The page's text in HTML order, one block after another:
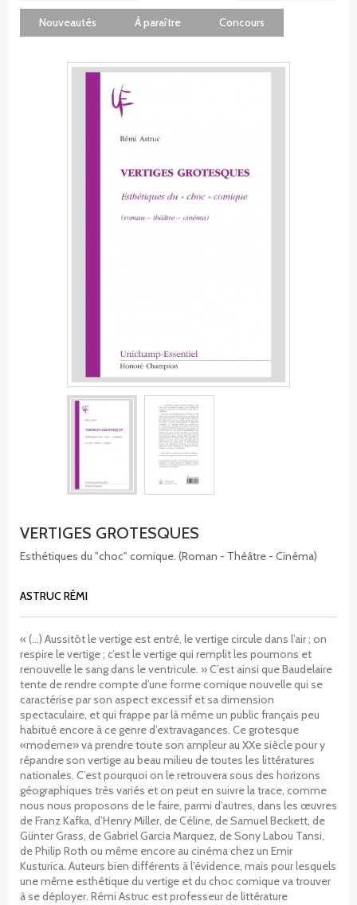
Nouveautés À paraître Concours
VERTIGES GROTESQUES
Esthétiques du "choc" comique. (Roman - Théâtre - Cinéma)
ASTRUC RÉMI
« (…) Aussitôt le vertige est entré, le vertige circule dans l’air ; on
respire le vertige ; c’est le vertige qui remplit les poumons et
renouvelle le sang dans le ventricule. » C’est ainsi que Baudelaire
tente de rendre compte d’une forme comique nouvelle qui se
caractérise par son aspect excessif et sa dimension
spectaculaire, et qui frappe par là même un public français peu
habitué encore à ce genre d’extravagances. Ce grotesque
«moderne» va prendre toute son ampleur au XXe siècle pour y
répandre son vertige au beau milieu de toutes les littératures
nationales. C’est pourquoi on le retrouvera sous des horizons
géographiques très variés et on peut en suivre la trace, comme
nous nous proposons de le faire, parmi d’autres, dans les œuvres
de Franz Kafka, d’Henry Miller, de Céline, de Samuel Beckett, de
Günter Grass, de Gabriel Garcia Marquez, de Sony Labou Tansi,
de Philip Roth ou même encore au cinéma chez un Emir
Kusturica. Auteurs bien différents à l’évidence, mais pour lesquels
une même esthétique du vertige et du choc comique va trouver
à se déployer. Rémi Astruc est professeur de littérature